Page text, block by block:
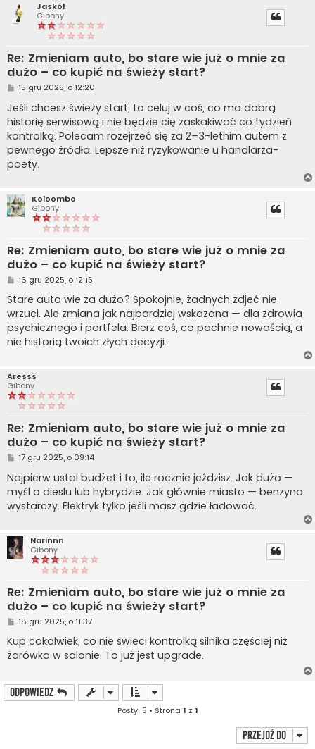
Jaskół
Gibony
Re: Zmieniam auto, bo stare wie już o mnie za
dużo – co kupić na świeży start?
P
s
t
15 gru 2025, o 12:20
Jeśli chcesz świeży start, to celuj w coś, co ma dobrą
historię serwisową i nie będzie cię zaskakiwać co tydzień
kontrolką. Polecam rozejrzeć się za 2–3-letnim autem z
pewnego źródła. Lepsze niż ryzykowanie u handlarza-
poety.
Koloombo
Gibony
Re: Zmieniam auto, bo stare wie już o mnie za
dużo – co kupić na świeży start?
P
s
t
16 gru 2025, o 12:15
Stare auto wie za dużo? Spokojnie, żadnych zdjęć nie
wrzuci. Ale zmiana jak najbardziej wskazana — dla zdrowia
psychicznego i portfela. Bierz coś, co pachnie nowością, a
nie historią twoich złych decyzji.
Aresss
Gibony
Re: Zmieniam auto, bo stare wie już o mnie za
dużo – co kupić na świeży start?
P
s
t
17 gru 2025, o 09:14
Najpierw ustal budżet i to, ile rocznie jeździsz. Jak dużo —
myśl o dieslu lub hybrydzie. Jak głównie miasto — benzyna
wystarczy. Elektryk tylko jeśli masz gdzie ładować.
Narinnn
Gibony
Re: Zmieniam auto, bo stare wie już o mnie za
dużo – co kupić na świeży start?
P
s
t
18 gru 2025, o 11:37
Kup cokolwiek, co nie świeci kontrolką silnika częściej niż
żarówka w salonie. To już jest upgrade.
ODPOWIEDZ
Posty: 5 • Strona 1 z 1
Przejdź do